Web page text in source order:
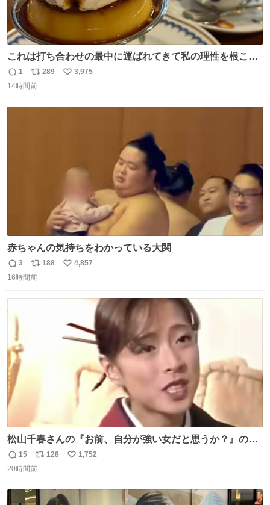
これは打ち合わせの最中に運ばれてきて私の理性を根こそ
ぎ奪い去ったプリンの写真です。
返
信
1
リ
ポ
289
い
3,975
14時間前
赤ちゃんの気持ちをわかっている大関
返
信
3
リ
ポ
188
い
4,857
16時間前
松山千春さんの『お前、自分が強い女だと思うか？』の一
言で… 中森明菜さんが思わず本音をこぼす瞬間😭
返
信
15
リ
ポ
ト
128
い
数
1,752
20時間前